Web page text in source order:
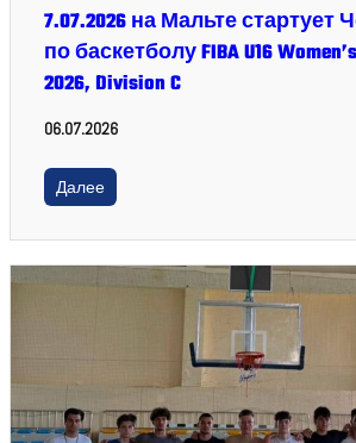
7.07.2026 на Мальте стартует
по баскетболу FIBA U16
2026, Division C
06.07.2026
Далее